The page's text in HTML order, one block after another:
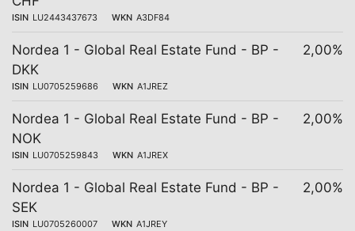
ISIN LU2443437673 WKN A3DF84
Nordea 1 - Global Real Estate Fund - BP -
DKK
ISIN LU0705259686 WKN A1JREZ
2,00%
Nordea 1 - Global Real Estate Fund - BP -
NOK
ISIN LU0705259843 WKN A1JREX
2,00%
Nordea 1 - Global Real Estate Fund - BP -
SEK
ISIN LU0705260007 WKN A1JREY
2,00%